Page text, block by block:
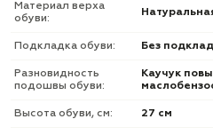
Материал верха
обуви:
Подкладка обуви: Без
Разновидность
подошвы обуви:
Каучук
Высота обуви, см: 27 см